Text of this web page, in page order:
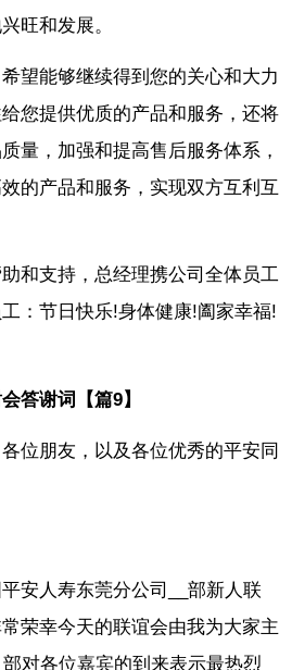
旺和发展。
望能够继续得到您的关心和大力
您提供优质的产品和服务，还将
量，加强和提高售后服务体系，
的产品和服务，实现双方互利互
和支持，总经理携公司全体员工
：节日快乐!身体健康!阖家幸福!
答谢词【篇9】
位朋友，以及各位优秀的平安同
安人寿东莞分公司__部新人联
荣幸今天的联谊会由我为大家主
对各位嘉宾的到来表示最热烈